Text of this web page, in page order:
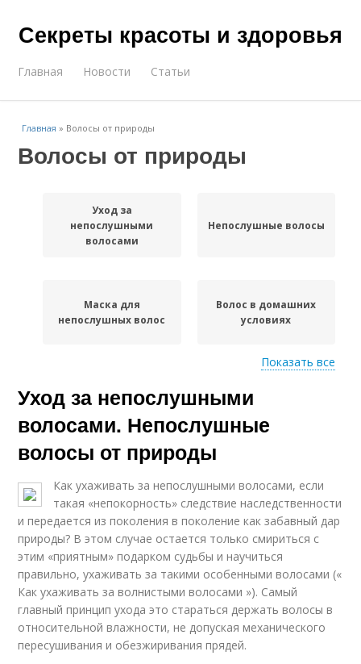
Секреты красоты и здоровья
Главная Новости Статьи
Главная » Волосы от природы
Волосы от природы
Уход за
непослушными
волосами
Непослушные волосы
Маска для
непослушных волос
Волос в домашних
условиях
Маски для
непослушных волос
Показать все
Уход за непослушными
волосами. Непослушные
волосы от природы
Как ухаживать за непослушными волосами, если
такая «непокорность» следствие наследственности
и передается из поколения в поколение как забавный дар
природы? В этом случае остается только смириться с
этим «приятным» подарком судьбы и научиться
правильно, ухаживать за такими особенными волосами («
Как ухаживать за волнистыми волосами »). Самый
главный принцип ухода это стараться держать волосы в
относительной влажности, не допуская механического
пересушивания и обезжиривания прядей.